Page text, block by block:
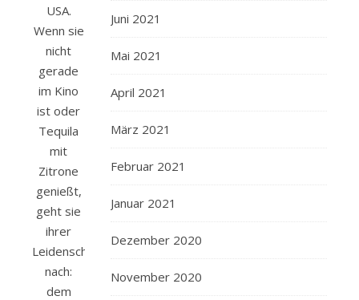
USA.
Wenn sie
nicht
gerade
im Kino
ist oder
Tequila
mit
Zitrone
genießt,
geht sie
ihrer
Leidenschaft
nach:
dem
Juni 2021
Mai 2021
April 2021
März 2021
Februar 2021
Januar 2021
Dezember 2020
November 2020